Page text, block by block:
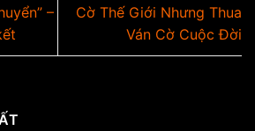
–
Cờ Thế Giới Nhưng Thua
Ván Cờ Cuộc Đời